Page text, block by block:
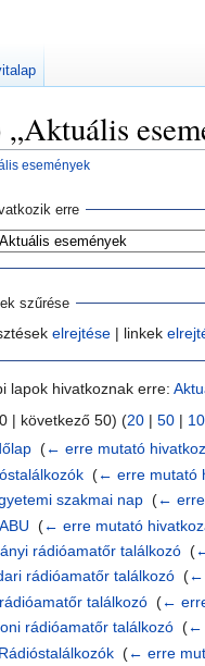
események
erre
szűrése
elrejtése | linkek
lapok hivatkoznak erre:
| következő 50) (20 | 50 |
‎(← erre mutató
‎(← erre mutató
szakmai nap ‎(←
‎(← erre mutató
rádióamatőr találkozó ‎(
rádióamatőr találkozó ‎(←
találkozó ‎(←
rádióamatőr találkozó ‎(←
‎(← erre